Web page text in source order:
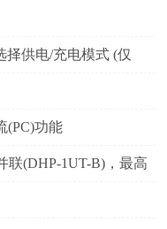
择供电/充电模式 (仅
(PC)功能
联(DHP-1UT-B)，最高